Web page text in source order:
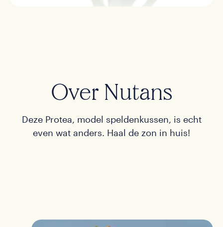
EN
Over Nutans
Deze Protea, model speldenkussen, is echt
even wat anders. Haal de zon in huis!